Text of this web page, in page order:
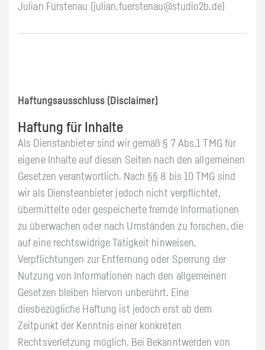
Julian Fürstenau (julian.fuerstenau@studio2b.de)
Haftungsausschluss (Disclaimer)
Haftung für Inhalte
Als Dienstanbieter sind wir gemäß § 7 Abs.1 TMG für
eigene Inhalte auf diesen Seiten nach den allgemeinen
Gesetzen verantwortlich. Nach §§ 8 bis 10 TMG sind
wir als Diensteanbieter jedoch nicht verpflichtet,
übermittelte oder gespeicherte fremde Informationen
zu überwachen oder nach Umständen zu forschen, die
auf eine rechtswidrige Tätigkeit hinweisen.
Verpflichtungen zur Entfernung oder Sperrung der
Nutzung von Informationen nach den allgemeinen
Gesetzen bleiben hiervon unberührt. Eine
diesbezügliche Haftung ist jedoch erst ab dem
Zeitpunkt der Kenntnis einer konkreten
Rechtsverletzung möglich. Bei Bekanntwerden von